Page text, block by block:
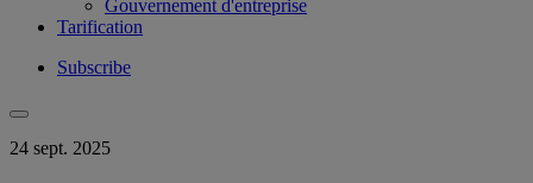
Gouvernement d'entreprise
Tarification
Subscribe
24 sept. 2025